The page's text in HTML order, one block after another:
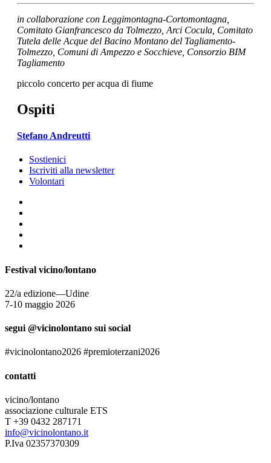
in collaborazione con Leggimontagna-Cortomontagna,
Comitato Gianfrancesco da Tolmezzo, Arci Cocula, Comitato
Tutela delle Acque del Bacino Montano del Tagliamento-
Tolmezzo, Comuni di Ampezzo e Socchieve, Consorzio BIM
Tagliamento
piccolo concerto per acqua di fiume
Ospiti
Stefano Andreutti
Sostienici
Iscriviti alla newsletter
Volontari
Festival vicino/lontano
22/a edizione—Udine
7-10 maggio 2026
segui @vicinolontano sui social
#vicinolontano2026 #premioterzani2026
contatti
vicino/lontano
associazione culturale ETS
T +39 0432 287171
info@vicinolontano.it
P.Iva 02357370309